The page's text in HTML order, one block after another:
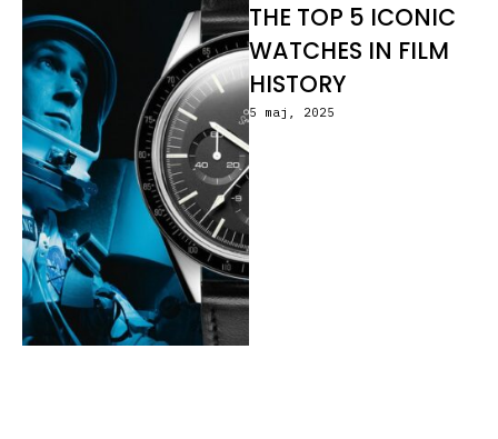
THE TOP 5 ICONIC
WATCHES IN FILM
HISTORY
5 maj, 2025